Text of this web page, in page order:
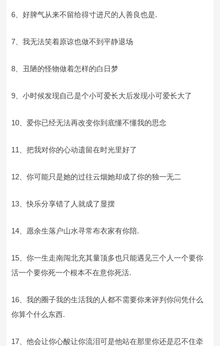
6、好脾气从来不留给得寸进尺的人善良也是.
7、我无法笑着原谅也做不到平静退场
8、丑陋的怪物做着怎样的白日梦
9、小时候发现自己是个小可爱长大后发现小可爱长大了
10、爱你已经无法再改变你到底懂不懂我的思念
11、把我对你的心动遗留在时光里好了
12、你可能只是她的过往云烟她却成了你的独一无二
13、快乐分享错了人就成了显摆
14、愿余生落户山水寻常布衣家有你陪.
15、你一生走南闯北充其量顶多也只能遇见三个人一个要你
活一个要你死一个根本不在意你死活.
16、我的圈子我的生活我的人都不需要你来评判你问凭什么
你算个什么东西.
17、他会让你心酸让你流泪可是他站在那里你还是忍不住牵